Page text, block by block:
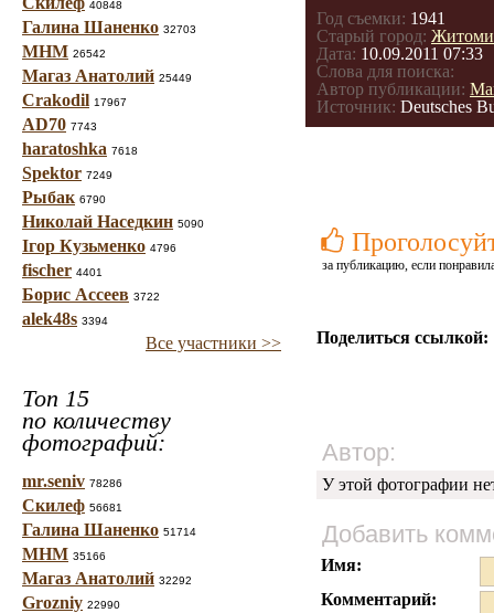
40848
Галина Шаненко 32703
МНМ 26542
Магаз Анатолий 25449
Crakodil 17967
AD70 7743
haratoshka 7618
Spektor 7249
Рыбак 6790
Николай Наседкин 5090
Ігор Кузьменко 4796
fischer 4401
Борис Ассеев 3722
alek48s 3394
Все участники >>
Топ 15
по количеству
фотографий:
mr.seniv 78286
Скилеф 56681
Галина Шаненко 51714
МНМ 35166
Магаз Анатолий 32292
Grozniy 22990
Год съемки: 1941
Старый город:
Дата: 10.09.2011 07:33
Слова для поиска:
Автор публикации:
Источник: Deutsches
за публикацию, если
Поделиться ссылкой:
Автор:
У этой фотографии
Добавить
Имя:
Комментарий: